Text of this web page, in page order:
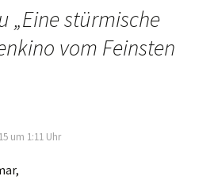
„Eine stürmische
vom Feinsten
um 1:11 Uhr